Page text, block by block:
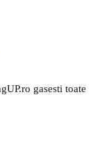
gasesti toate